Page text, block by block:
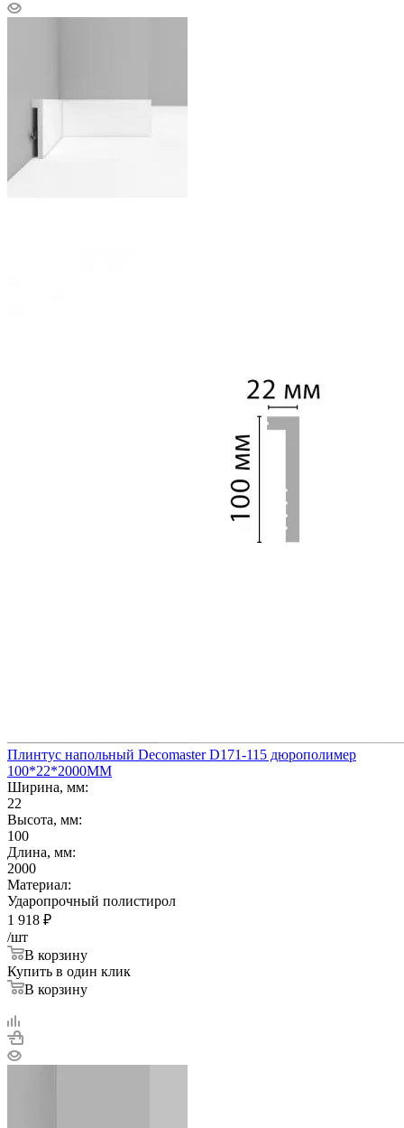
Плинтус напольный Decomaster D171-115 дюрополимер
100*22*2000ММ
Ширина, мм:
22
Высота, мм:
100
Длина, мм:
2000
Материал:
Ударопрочный полистирол
1 918 ₽
/шт
В корзину
Купить в один клик
В корзину